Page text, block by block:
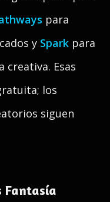
para
y Spark para
creativa. Esas
los
siguen
Fantasía